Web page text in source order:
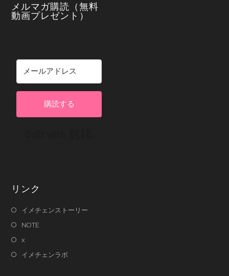
メルマガ購読（無料
動画プレゼント）
購読する
リンク
イメチェンストーリー
NOTE
x
イメチェンラボ